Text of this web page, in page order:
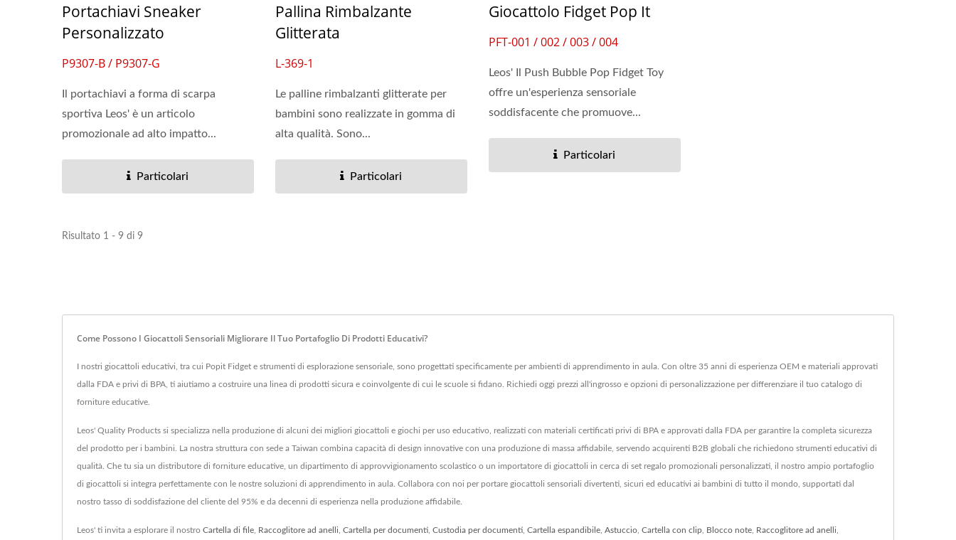
Portachiavi Sneaker
Personalizzato
P9307-B / P9307-G
Il portachiavi a forma di scarpa
sportiva Leos' è un articolo
promozionale ad alto impatto...
Particolari
Pallina Rimbalzante
Glitterata
L-369-1
Le palline rimbalzanti glitterate per
bambini sono realizzate in gomma di
alta qualità. Sono...
Particolari
Giocattolo Fidget Pop It
PFT-001 / 002 / 003 / 004
Leos' Il Push Bubble Pop Fidget Toy
offre un'esperienza sensoriale
soddisfacente che promuove...
Particolari
Risultato 1 - 9 di 9
Come Possono I Giocattoli Sensoriali Migliorare Il Tuo Portafoglio Di Prodotti Educativi?
I nostri giocattoli educativi, tra cui Popit Fidget e strumenti di esplorazione sensoriale, sono progettati specificamente per ambienti di apprendimento in aula. Con oltre 35 anni di esperienza OEM e materiali approvati
dalla FDA e privi di BPA, ti aiutiamo a costruire una linea di prodotti sicura e coinvolgente di cui le scuole si fidano. Richiedi oggi prezzi all'ingrosso e opzioni di personalizzazione per differenziare il tuo catalogo di
forniture educative.
Leos' Quality Products si specializza nella produzione di alcuni dei migliori giocattoli e giochi per uso educativo, realizzati con materiali certificati privi di BPA e approvati dalla FDA per garantire la completa sicurezza
del prodotto per i bambini. La nostra struttura con sede a Taiwan combina capacità di design innovative con una produzione di massa affidabile, servendo acquirenti B2B globali che richiedono strumenti educativi di
qualità. Che tu sia un distributore di forniture educative, un dipartimento di approvvigionamento scolastico o un importatore di giocattoli in cerca di set regalo promozionali personalizzati, il nostro ampio portafoglio
di giocattoli si integra perfettamente con le nostre soluzioni di apprendimento in aula. Collabora con noi per portare giocattoli sensoriali divertenti, sicuri ed educativi ai bambini di tutto il mondo, supportati dal
nostro tasso di soddisfazione del cliente del 95% e da decenni di esperienza nella produzione affidabile.
Leos' ti invita a esplorare il nostro Cartella di file Raccoglitore ad anelli Cartella per documenti Custodia per documenti Cartella espandibile Astuccio Cartella con clip Blocco note Raccoglitore ad anelli